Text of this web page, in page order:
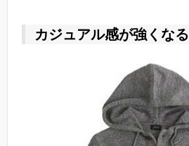
カジュアル感が強くなる